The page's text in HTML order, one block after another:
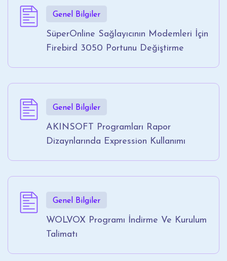
Genel Bilgiler
SüperOnline Sağlayıcının Modemleri İçin
Firebird 3050 Portunu Değiştirme
Genel Bilgiler
AKINSOFT Programları Rapor
Dizaynlarında Expression Kullanımı
Genel Bilgiler
WOLVOX Programı İndirme Ve Kurulum
Talimatı